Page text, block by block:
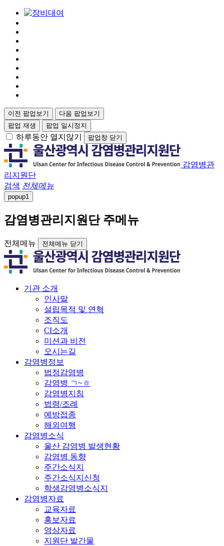
이전 팝업보기
다음 팝업보기
팝업 재생
팝업 일시정지
하루동안 열지않기 팝업창 닫기
감염병관
리지원단
검색 전체메뉴
popup1
감염병관리지원단 주메뉴
전체메뉴 전체메뉴 닫기
기관 소개
인사말
설립목적 및 연혁
조직도
CI소개
미션과 비전
오시는길
감염병정보
법정감염병
감염병 ㄱ~ㅎ
감염병지침
법령/조례
예방접종
해외여행
감염병소식
울산 감염병 발생현황
감염병 동향
주간소식지
주간소식지신청
학생감염병소식지
감염병자료
교육자료
홍보자료
영상자료
지원단 발간물